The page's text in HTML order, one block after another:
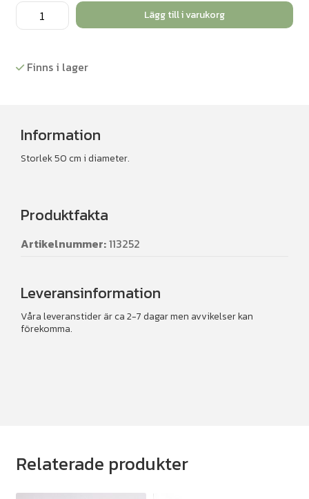
Sorteringsringar
6st
Lägg till i varukorg
Finns i lager
Information
Storlek 50 cm i diameter.
Produktfakta
Artikelnummer:113252
Leveransinformation
Våra leveranstider är ca 2-7 dagar men avvikelser kan
förekomma.
Relaterade produkter